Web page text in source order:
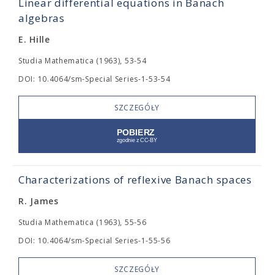
algebras
E. Hille
Studia Mathematica (1963), 53-54
DOI: 10.4064/sm-Special Series-1-53-54
SZCZEGÓŁY
Characterizations of reflexive Banach spaces
R. James
Studia Mathematica (1963), 55-56
DOI: 10.4064/sm-Special Series-1-55-56
SZCZEGÓŁY